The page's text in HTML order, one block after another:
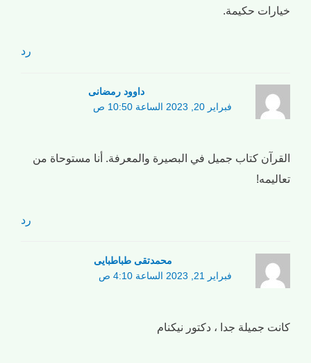
خيارات حكيمة.
رد
داوود رمضانی
فبراير 20, 2023 الساعة 10:50 ص
القرآن كتاب جميل في البصيرة والمعرفة. أنا مستوحاة من
تعاليمه!
رد
محمدتقی طباطبایی
فبراير 21, 2023 الساعة 4:10 ص
كانت جميلة جدا ، دكتور نيكنام